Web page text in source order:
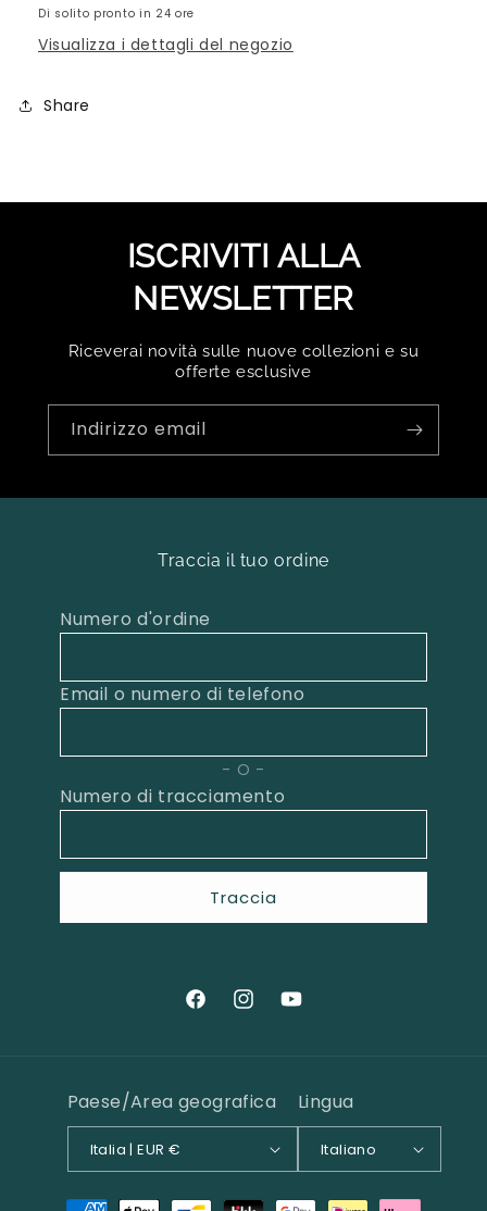
Di solito pronto in 24 ore
Visualizza i dettagli del negozio
Share
ISCRIVITI ALLA
NEWSLETTER
Riceverai novità sulle nuove collezioni e su
offerte esclusive
Indirizzo email
Traccia il tuo ordine
Numero d'ordine
Email o numero di telefono
O
Numero di tracciamento
Traccia
FacebookInstagramYouTube
Paese/Area geografica
Italia | EUR €
Lingua
Italiano
Metodi